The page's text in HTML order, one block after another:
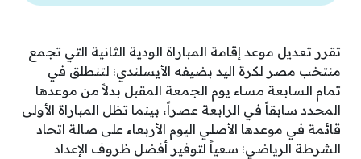
تقرر تعديل موعد إقامة المباراة الودية الثانية التي تجمع
منتخب مصر لكرة اليد بضيفه الأيسلندي؛ لتنطلق في
تمام السابعة مساء يوم الجمعة المقبل بدلاً من موعدها
المحدد سابقاً في الرابعة عصراً، بينما تظل المباراة الأولى
قائمة في موعدها الأصلي اليوم الأربعاء على صالة اتحاد
الشرطة الرياضي؛ سعياً لتوفير أفضل ظروف الإعداد